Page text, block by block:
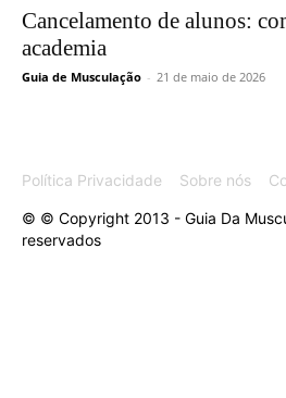
Cancelamento de alunos:
academia
Guia de Musculação - 21 de maio de 2026
Política Privacidade Sobre nós
© © Copyright 2013 - Guia Da
reservados